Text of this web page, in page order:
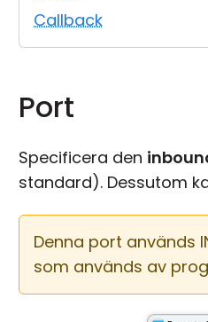
Callback
Port
Specificera den
standard). Dessutom
Denna port används
som används av